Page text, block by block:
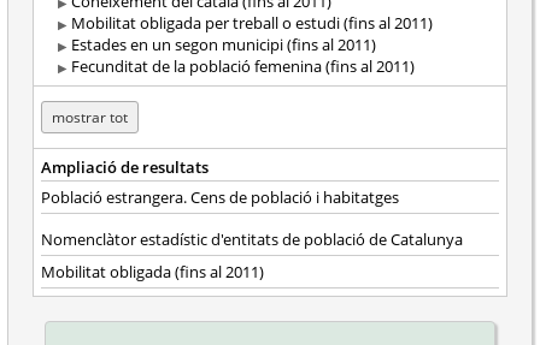
Mobilitat obligada per treball o estudi (fins al 2011)
Estades en un segon municipi (fins al 2011)
Fecunditat de la població femenina (fins al 2011)
mostrar tot
Ampliació de resultats
Població estrangera. Cens de població i habitatges
Nomenclàtor estadístic d'entitats de població de Catalunya
Mobilitat obligada (fins al 2011)